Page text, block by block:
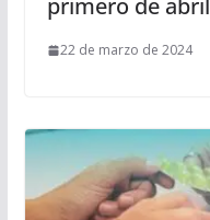
primero de abril
22 de marzo de 2024